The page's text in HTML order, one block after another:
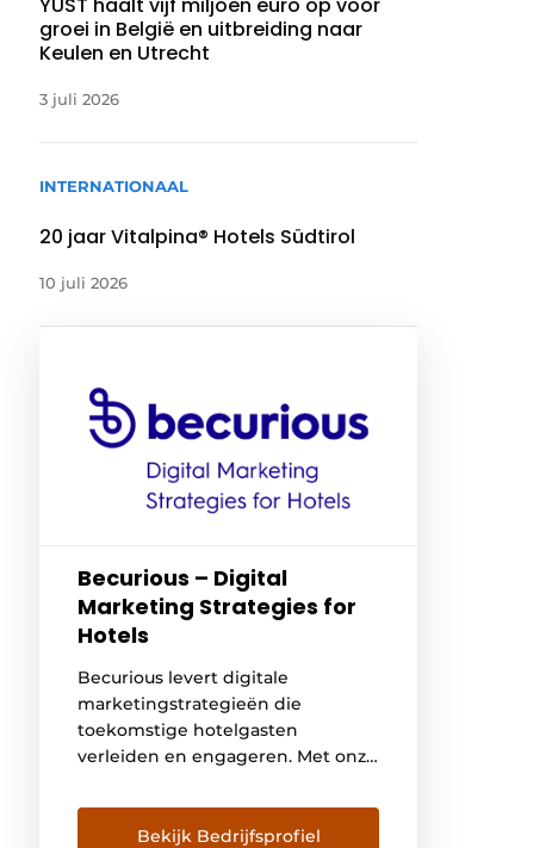
YUST haalt vijf miljoen euro op voor
groei in België en uitbreiding naar
Keulen en Utrecht
3 juli 2026
INTERNATIONAAL
20 jaar Vitalpina® Hotels Südtirol
10 juli 2026
Becurious – Digital
Marketing Strategies for
Hotels
Becurious levert digitale
marketingstrategieën die
toekomstige hotelgasten
verleiden en engageren. Met onze
van hotel branding, maatwerk
hotel website design en digitale
Bekijk Bedrijfsprofiel